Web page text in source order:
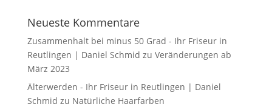
Neueste Kommentare
Zusammenhalt bei minus 50 Grad - Ihr Friseur in
Reutlingen | Daniel Schmid zu Veränderungen ab
März 2023
Älterwerden - Ihr Friseur in Reutlingen | Daniel
Schmid zu Natürliche Haarfarben